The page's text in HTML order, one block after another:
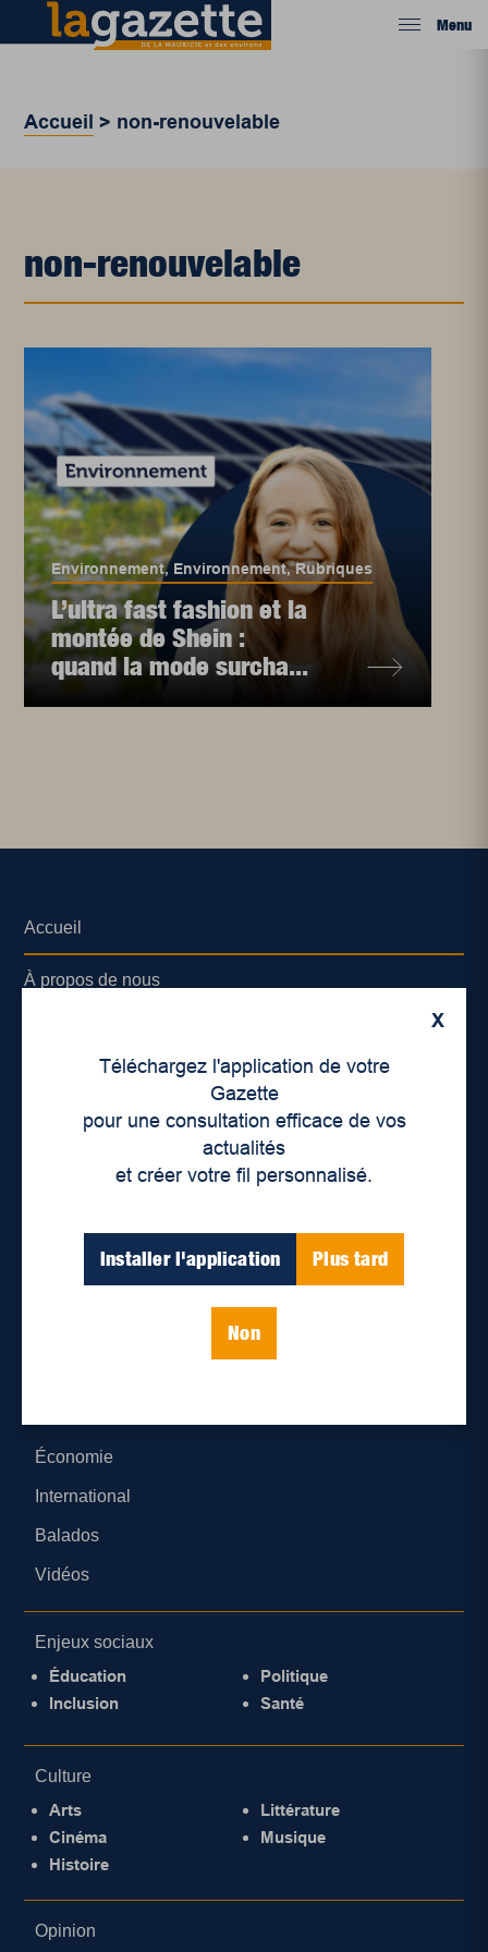
Menu
Accueil > non-renouvelable
non-renouvelable
Environnement, Environnement,Rubriques
L’ultra fast fashion et la
montée de Shein :
quand la mode surcha...
X
Téléchargez l'application de votre
Gazette
pour une consultation efficace de vos
actualités
et créer votre fil personnalisé.
Installer l'application Plus tard
Non
Accueil
À propos de nous
Lieux de distribution
Économie
International
Balados
Vidéos
Enjeux sociaux
Éducation
Inclusion
Politique
Santé
Culture
Arts
Cinéma
Histoire
Littérature
Musique
Opinion